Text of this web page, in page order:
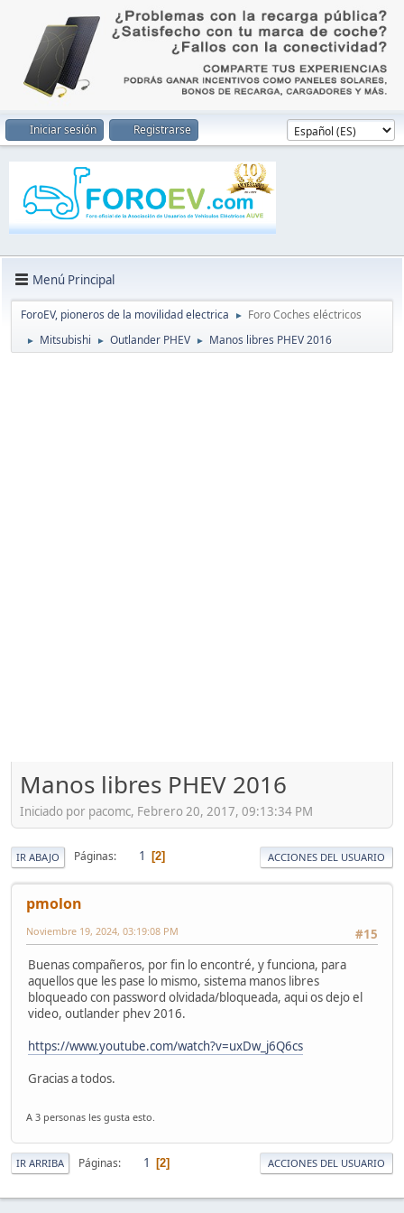
Iniciar sesión Registrarse
Menú Principal
ForoEV, pioneros de la movilidad electrica ► Foro Coches eléctricos
► Mitsubishi ► Outlander PHEV ► Manos libres PHEV 2016
Manos libres PHEV 2016
Iniciado por pacomc, Febrero 20, 2017, 09:13:34 PM
IR ABAJO Páginas 1 2 ACCIONES DEL USUARIO
pmolon
#15
Noviembre 19, 2024, 03:19:08 PM
Buenas compañeros, por fin lo encontré, y funciona, para
aquellos que les pase lo mismo, sistema manos libres
bloqueado con password olvidada/bloqueada, aqui os dejo el
video, outlander phev 2016.
https://www.youtube.com/watch?v=uxDw_j6Q6cs
Gracias a todos.
A 3 personas les gusta esto.
IR ARRIBA Páginas 1 2 ACCIONES DEL USUARIO